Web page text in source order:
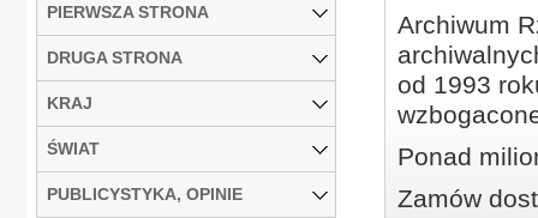
Archiwum
od 1993
Ponad
Zamów
PIERWSZA STRONA
DRUGA STRONA
KRAJ
ŚWIAT
PUBLICYSTYKA, OPINIE